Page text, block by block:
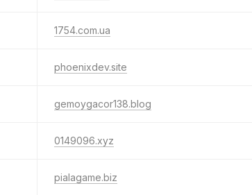
1754.com.ua
phoenixdev.site
gemoygacor138.blog
0149096.xyz
pialagame.biz